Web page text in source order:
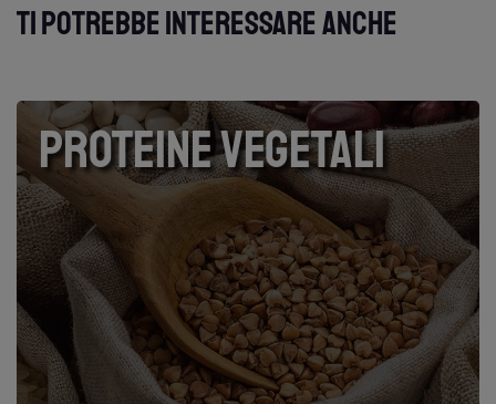
TI POTREBBE INTERESSARE ANCHE
PROTEINE VEGETALI